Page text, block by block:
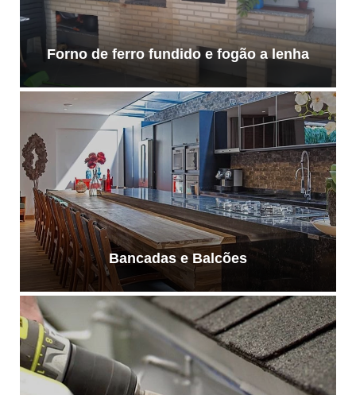
Forno de ferro fundido e fogão a lenha
Bancadas e Balcões